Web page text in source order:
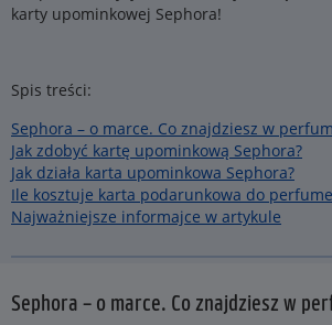
karty upominkowej Sephora!
Spis treści:
Sephora – o marce. Co znajdziesz w
Jak zdobyć kartę upominkową Sephora?
Jak działa karta upominkowa Sephora?
Ile kosztuje karta podarunkowa do
Najważniejsze informajce w artykule
Sephora – o marce. Co znajdziesz w